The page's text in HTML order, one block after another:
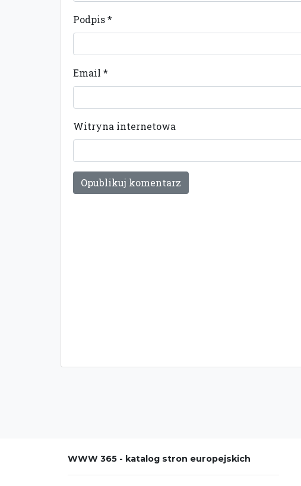
Podpis*
Email *
Witryna internetowa
WWW 365 - katalog stron europejskich